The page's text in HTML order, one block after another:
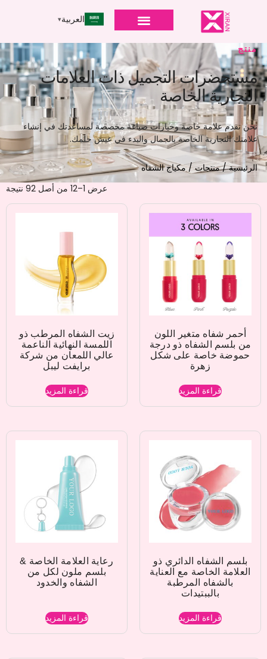
العربية
منتج
مستحضرات التجميل ذات العلامات
التجارية الخاصة
نحن نقدم علامة خاصة وخيارات صياغة مخصصة لمساعدتك في إنشاء
علامتك التجارية الخاصة بالجمال والبدء في عيش حلمك.
الرئيسية/منتجات/ مكياج الشفاه
عرض 1–12 من أصل 92 نتيجة
أحمر شفاه متغير اللون
من بلسم الشفاه ذو درجة
حموضة خاصة على شكل
زهرة
قراءة المزيد
زيت الشفاه المرطب ذو
اللمسة النهائية الناعمة
عالي اللمعان من شركة
برايفت ليبل
قراءة المزيد
بلسم الشفاه الدائري ذو
العلامة الخاصة مع العناية
بالشفاه المرطبة
بالببتيدات
قراءة المزيد
رعاية العلامة الخاصة &
بلسم ملون لكل من
الشفاه والخدود
قراءة المزيد